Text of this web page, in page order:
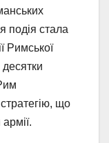
подія стала
Римської
що